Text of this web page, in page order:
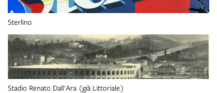
Sterlino
Stadio Renato Dall'Ara (già Littoriale)